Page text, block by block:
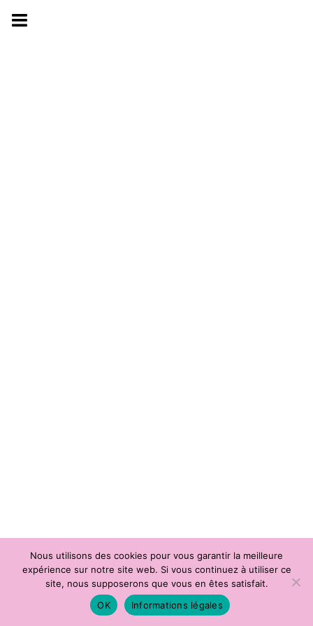
Nous utilisons des cookies pour vous garantir la meilleure
expérience sur notre site web. Si vous continuez à utiliser ce
site, nous supposerons que vous en êtes satisfait.
OK
Informations légales